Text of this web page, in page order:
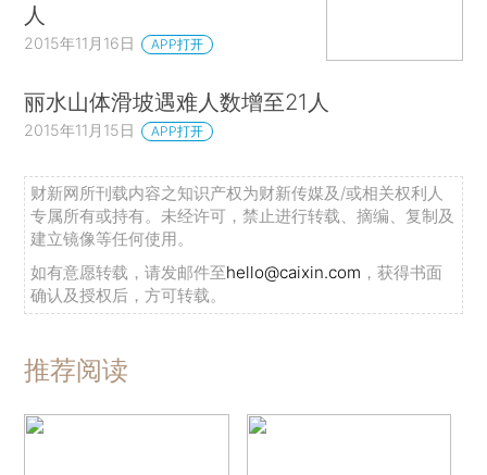
人
2015年11月16日 APP打开
丽水山体滑坡遇难人数增至21人
2015年11月15日 APP打开
财新网所刊载内容之知识产权为财新传媒及/或相关权利人
专属所有或持有。未经许可，禁止进行转载、摘编、复制及
建立镜像等任何使用。
如有意愿转载，请发邮件至hello@caixin.com ，获得书面
确认及授权后，方可转载。
推荐阅读